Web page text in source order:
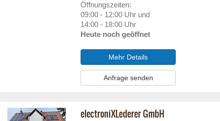
Öffnungszeiten:
09:00 - 12:00 Uhr und
14:00 - 18:00 Uhr
Heute noch geöffnet
Mehr Details
Anfrage senden
electroniXLederer GmbH